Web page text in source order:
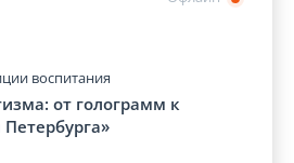
воспитания
от голограмм к